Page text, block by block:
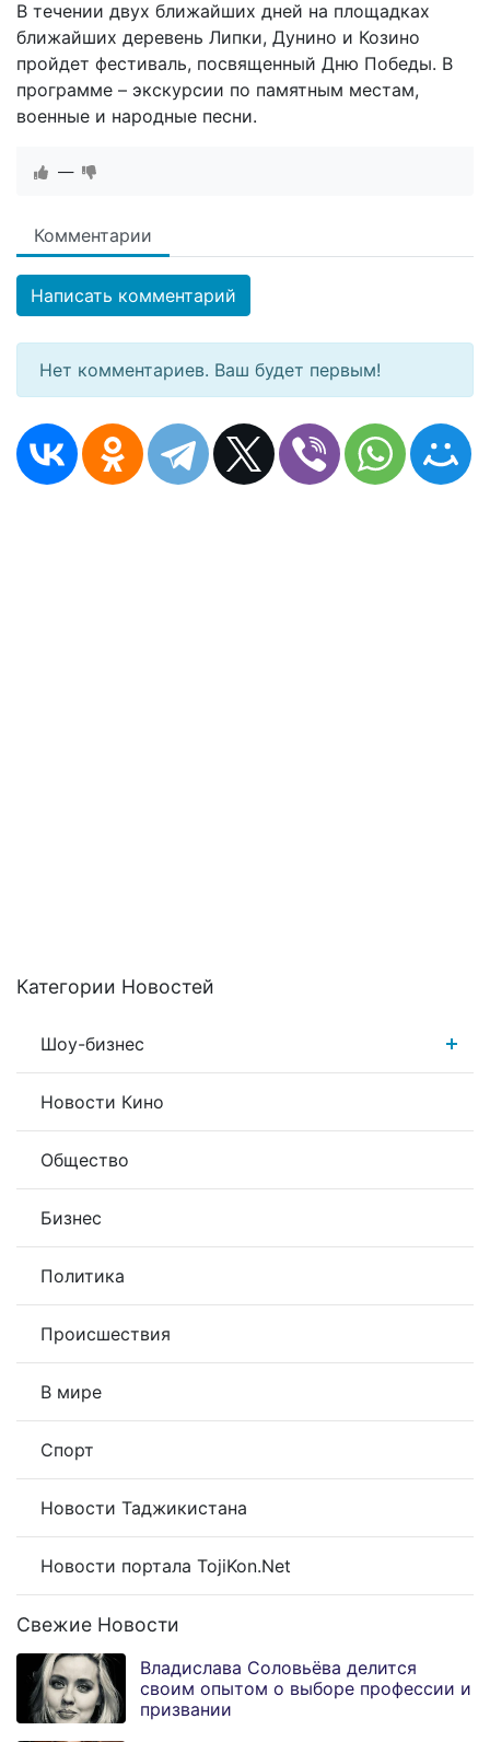
В течении двух ближайших дней на площадках
ближайших деревень Липки, Дунино и Козино
пройдет фестиваль, посвященный Дню Победы. В
программе – экскурсии по памятным местам,
военные и народные песни.
—
Комментарии
Написать комментарий
Нет комментариев. Ваш будет первым!
Категории Новостей
Шоу-бизнес
Новости Кино
Общество
Бизнес
Политика
Происшествия
В мире
Спорт
Новости Таджикистана
Новости портала TojiKon.Net
Свежие Новости
Владислава Соловьёва делится
своим опытом о выборе профессии и
призвании